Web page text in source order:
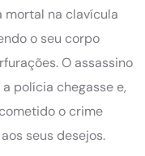
mortal na clavícula
o seu corpo
O assassino
polícia chegasse e,
o crime
seus desejos.